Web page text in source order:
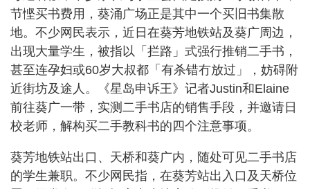
节悭买书费用，葵涌广场正是其中一个买旧书集散
地。不少网民表示，近日在葵芳地铁站及葵广周边，
出现大量学生，被指以「拦路」式强行推销二手书，
甚至连孕妇或60岁大叔都「有杀错冇放过」，妨碍附
近街坊及途人。《星岛申诉王》记者Justin和Elaine
前往葵广一带，实测二手书店的销售手段，并邀请日
校老师，解构买二手教科书的四个注意事项。
葵芳地铁站出口、天桥和葵广内，随处可见二手书店
的学生兼职。不少网民指，在葵芳站出入口及天桥位